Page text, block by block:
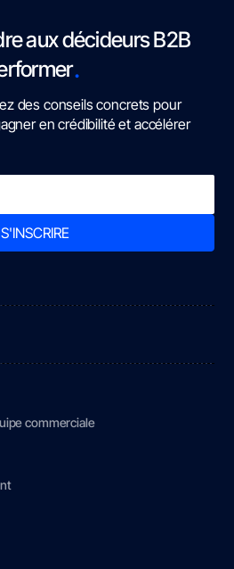
aux décideurs B2B
.
des conseils concrets pour
en crédibilité et accélérer
commerciale